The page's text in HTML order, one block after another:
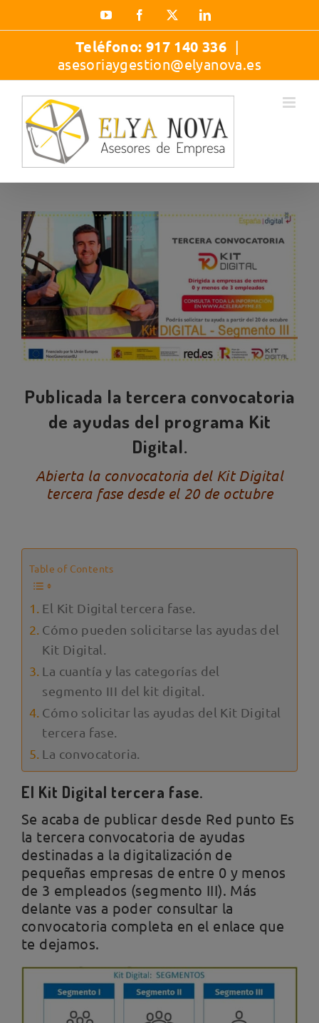
contenido
YouTubeFacebook LinkedIn
Teléfono: 917 140 336 |
asesoriaygestion@elyanova.es
Ver
imagen
más
grande
Publicada la tercera convocatoria
de ayudas del programa Kit
Digital.
Abierta la convocatoria del Kit Digital
tercera fase desde el 20 de octubre
Table of Contents
El Kit Digital tercera fase.
Cómo pueden solicitarse las ayudas del
Kit Digital.
La cuantía y las categorías del
segmento III del kit digital.
Cómo solicitar las ayudas del Kit Digital
tercera fase.
La convocatoria.
El Kit Digital tercera fase.
Se acaba de publicar desde Red punto Es
la tercera convocatoria de ayudas
destinadas a la digitalización de
pequeñas empresas de entre 0 y menos
de 3 empleados (segmento III). Más
delante vas a poder consultar la
convocatoria completa en el enlace que
te dejamos.